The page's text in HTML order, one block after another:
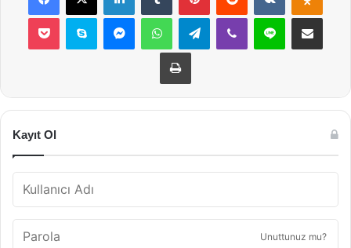
Pocket Skype MessengerWhatsAppTelegramViber Line E-Posta ile
Yazdır
Kayıt Ol
Unuttunuz mu?